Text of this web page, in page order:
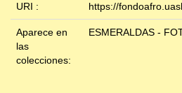
URI : https://
Aparece en
las
colecciones:
ESMERALDAS -